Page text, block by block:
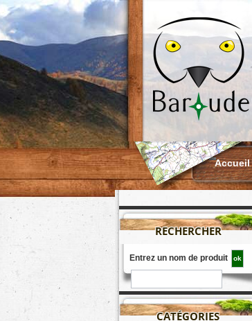
Accueil
RECHERCHER
Entrez un nom de produit
CATÉGORIES